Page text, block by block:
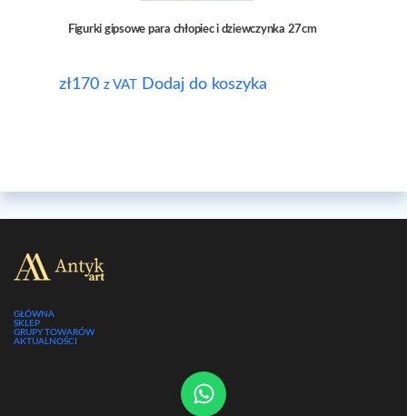
Figurki gipsowe para chłopiec i dziewczynka 27cm
zł170 z VAT Dodaj do koszyka
GŁÓWNA
SKLEP
GRUPY TOWARÓW
AKTUALNOŚCI